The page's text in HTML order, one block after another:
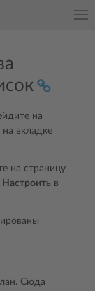
на
вкладке
на страницу
Настроить в
Сюда